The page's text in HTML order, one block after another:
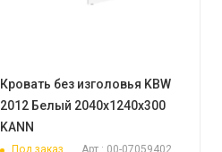
Кровать без изголовья KBW
2012 Белый 2040х1240х300
KANN
Под заказ Арт.: 00-07059402